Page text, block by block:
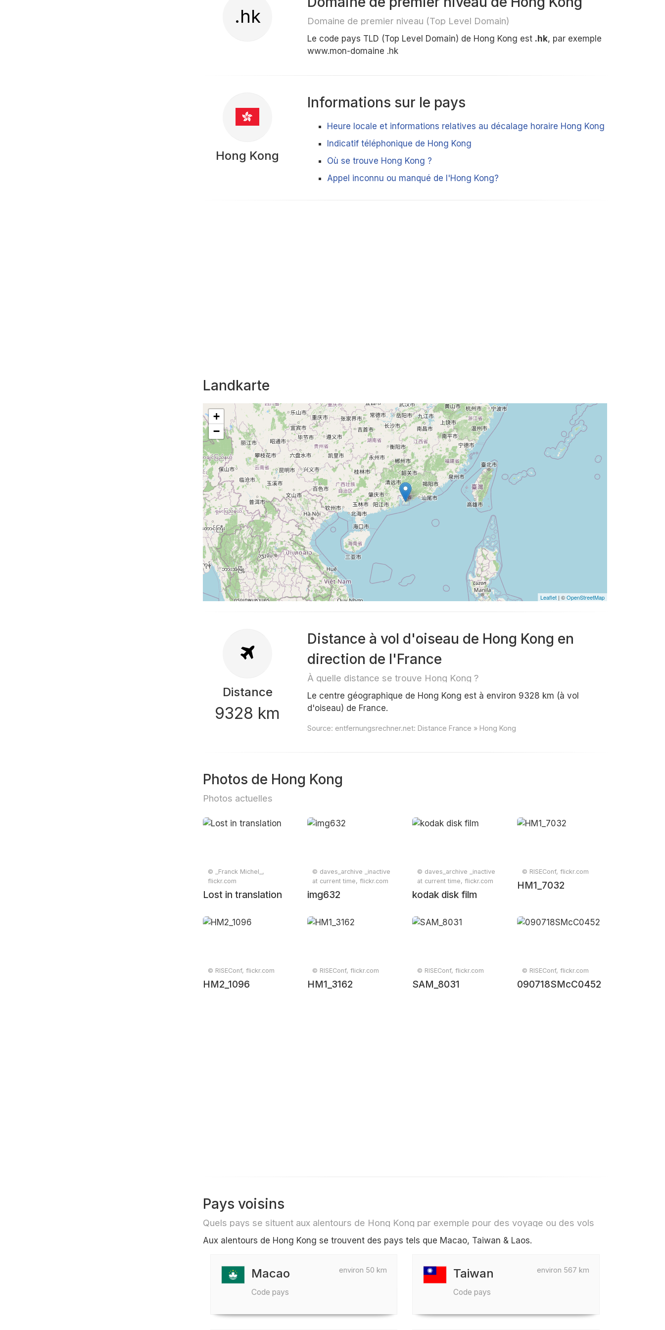
.hk Domaine de premier niveau (Top Level Domain)
Le code pays TLD (Top Level Domain) de Hong Kong est .hk, par exemple
www.mon-domaine .hk
Hong Kong
Informations sur le pays
Heure locale et informations relatives au décalage horaire Hong Kong
Indicatif téléphonique de Hong Kong
Où se trouve Hong Kong ?
Appel inconnu ou manqué de l'Hong Kong?
Landkarte
+
−
Leaflet | ©OpenStreetMap
Distance
9328 km
Distance à vol d'oiseau de Hong Kong en
direction de l'France
À quelle distance se trouve Hong Kong ?
Le centre géographique de Hong Kong est à environ 9328 km (à vol
d'oiseau) de France.
Source: entfernungsrechner.net: Distance France » Hong Kong
Photos de Hong Kong
Photos actuelles
© _Franck Michel_,
flickr.com
Lost in translation
© daves_archive _inactive
at current time, flickr.com
img632
© daves_archive _inactive
at current time, flickr.com
kodak disk film
© RISEConf, flickr.com
HM1_7032
© RISEConf, flickr.com
HM2_1096
© RISEConf, flickr.com
HM1_3162
© RISEConf, flickr.com
SAM_8031
© RISEConf, flickr.com
090718SMcC0452
Pays voisins
Quels pays se situent aux alentours de Hong Kong par exemple pour des voyage ou des vols
Aux alentours de Hong Kong se trouvent des pays tels que Macao, Taiwan & Laos.
environ 50 km
Macao
Code pays
environ 567 km
Taiwan
Code pays